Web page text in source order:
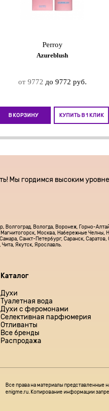
Perroy
Azureblush
от 9772 до 9772 руб.
В КОРЗИНУ КУПИТЬ В 1 КЛИК
Мы гордимся высоким
Вологда, Воронеж, Горно-
Москва, Набережные
Санкт-Петербург, Саранск,
Якутск, Ярославль.
Каталог
Духи
Туалетная вода
Духи с феромонами
Селективная парфюмерия
Отливанты
Все бренды
Распродажа
Все права на материалы представленные
enigme.ru. Копирование информации